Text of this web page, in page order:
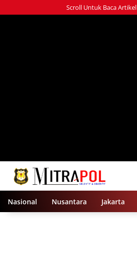
ke
Scroll Untuk Baca Artikel
Nasional Nusantara Jakarta